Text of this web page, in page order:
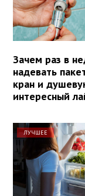
Зачем раз в
надевать
кран и
интересный
ЛУЧШЕЕ